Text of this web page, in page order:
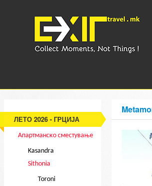
ЛЕТО 2026 - ГРЦИЈА
Апартманско сместување
Kasandra
Sithonia
Toroni